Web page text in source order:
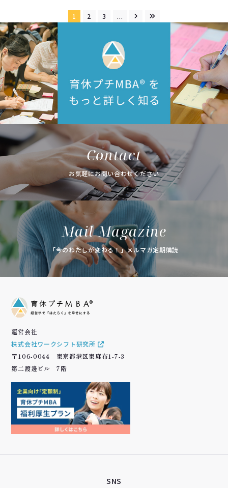
1 2 3 ...
Contact
お気軽にお問い合わせください
Mail Magazine
「今のわたしが変わる！」メルマガ定期購読
運営会社
株式会社ワークシフト研究所
〒106-0044 東京都港区東麻布1-7-3
第二渡邊ビル 7階
SNS